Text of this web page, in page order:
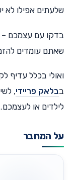
שלעתים אפילו לא
בדקו עם עצמכם
שאתם עומדים
ואולי בכלל עדיף
בבלאק פריידי,
לילדים או
על המחבר